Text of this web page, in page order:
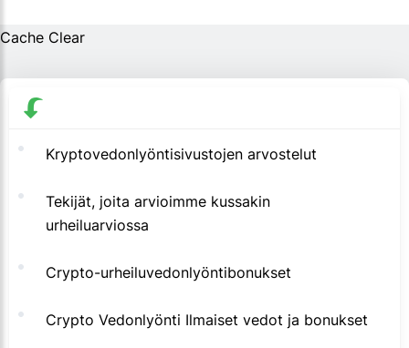
Cache Clear
Kryptovedonlyöntisivustojen arvostelut
Tekijät, joita arvioimme kussakin
urheiluarviossa
Crypto-urheiluvedonlyöntibonukset
Crypto Vedonlyönti Ilmaiset vedot ja bonukset